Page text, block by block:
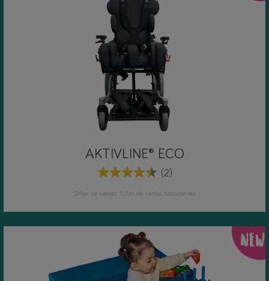
AKTIVLINE® ECO
(2)
Sillas de ruedas Sillas de ruedas basculantes
NEW